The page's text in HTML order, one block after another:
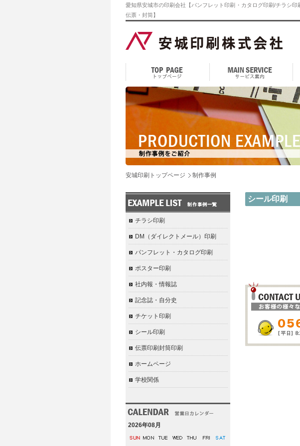
愛知県安城市の印刷会社【パンフレット印刷・カタログ印刷/チラシ
伝票・封筒】
安城印刷トップページ 制作事例
シール印刷
このカテ
チラシ印刷
DM（ダイレクトメール）印刷
パンフレット・カタログ印刷
ポスター印刷
社内報・情報誌
記念誌・自分史
チケット印刷
シール印刷
伝票印刷封筒印刷
ホームページ
学校関係
2026年08月